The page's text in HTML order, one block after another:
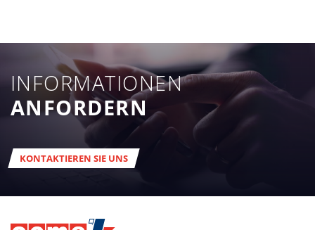
INFORMATIONEN
ANFORDERN
KONTAKTIEREN SIE UNS